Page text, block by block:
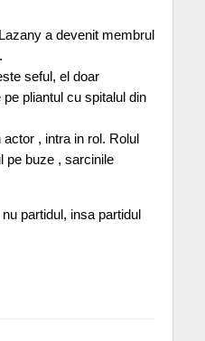
a devenit membrul
seful, el doar
pliantul cu spitalul din
, intra in rol. Rolul
pe buze , sarcinile
partidul, insa partidul